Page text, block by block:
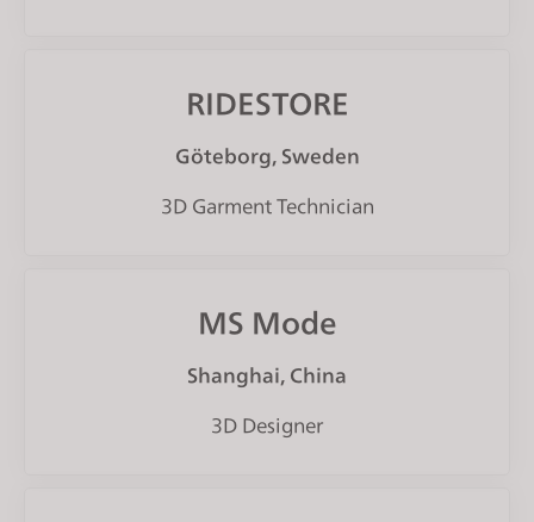
RIDESTORE
Göteborg, Sweden
3D Garment Technician
MS Mode
Shanghai, China
3D Designer